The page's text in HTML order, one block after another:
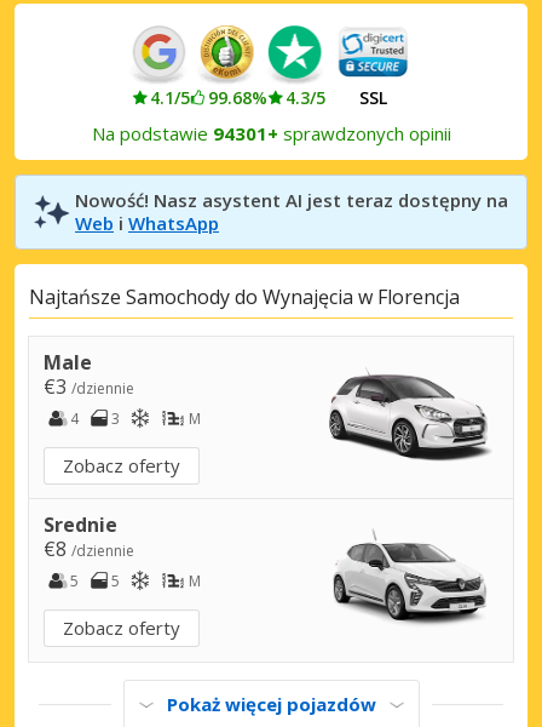
4.1/5 99.68% 4.3/5 SSL
Na podstawie 94301+ sprawdzonych opinii
Nowość! Nasz asystent AI jest teraz dostępny na
Web i WhatsApp
Najtańsze Samochody do Wynajęcia w Florencja
Male
€3 /dziennie
4
3 M
Zobacz oferty
Srednie
€8 /dziennie
5
5 M
Zobacz oferty
Pokaż więcej pojazdów